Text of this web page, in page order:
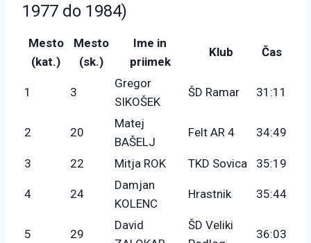
1977 do 1984)
Mesto
(kat.)
Mesto
(sk.)
Ime in
priimek
Klub Čas
1 3
Gregor
SIKOŠEK
ŠD Ramar 31:11
2 20
Matej
BAŠELJ
Felt AR 4 34:49
3 22 Mitja ROK TKD Sovica 35:19
4 24
Damjan
KOLENC
Hrastnik 35:44
5 29
David
ŠD Veliki
36:03